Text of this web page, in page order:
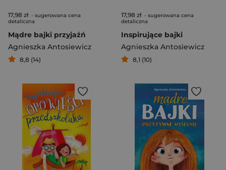
17,98 zł - sugerowana cena
detaliczna
Mądre bajki przyjaźń
Agnieszka Antosiewicz
8,8 (14)
17,98 zł - sugerowana cena
detaliczna
Inspirujące bajki
Agnieszka Antosiewicz
8,1 (10)